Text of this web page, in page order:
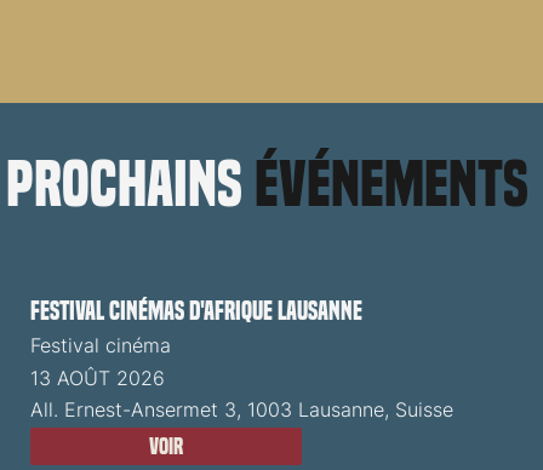
prochains événements
Festival cinémas d'Afrique Lausanne
Festival cinéma
13 AOÛT 2026
All. Ernest-Ansermet 3, 1003 Lausanne, Suisse
Voir